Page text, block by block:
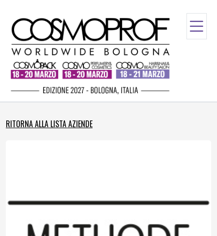
RITORNA ALLA LISTA AZIENDE